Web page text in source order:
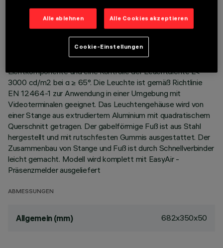
mit Seitenprofilen aus extrudiertem und lackiertem
Aluminium, Abschlussteile aus Aluminiumdruckguss. Die
Optikeinheit besteht aus Reinstaluminium-Strahlern. Der
Diffusorschirm aus Polycarbonat ist mit Mikroprismen
ausgestattet und ermöglicht in Verbindung mit einer milchig
weißen Lichtstreufolie die optimale Streuung der direkten
Lichtkomponente und eine Kontrolle der Leuchtdichte L<
3000 cd/m2 bei α ≥ 65°. Die Leuchte ist gemäß Richtlinie
EN 12464-1 zur Anwendung in einer Umgebung mit
Videoterminalen geeignet. Das Leuchtengehäuse wird von
einer Stange aus extrudiertem Aluminium mit quadratischem
Querschnitt getragen. Der gabelförmige Fuß ist aus Stahl
hergestellt und mit rutschfesten Gummis ausgestattet. Der
Zusammenbau von Stange und Fuß ist durch Schnellverbinder
leicht gemacht. Modell wird komplett mit EasyAir -
Präsenzmelder ausgeliefert
ABMESSUNGEN
Allgemein (mm) 682x350x50
Alle ablehnen Alle Cookies akzeptieren
Cookie-Einstellungen